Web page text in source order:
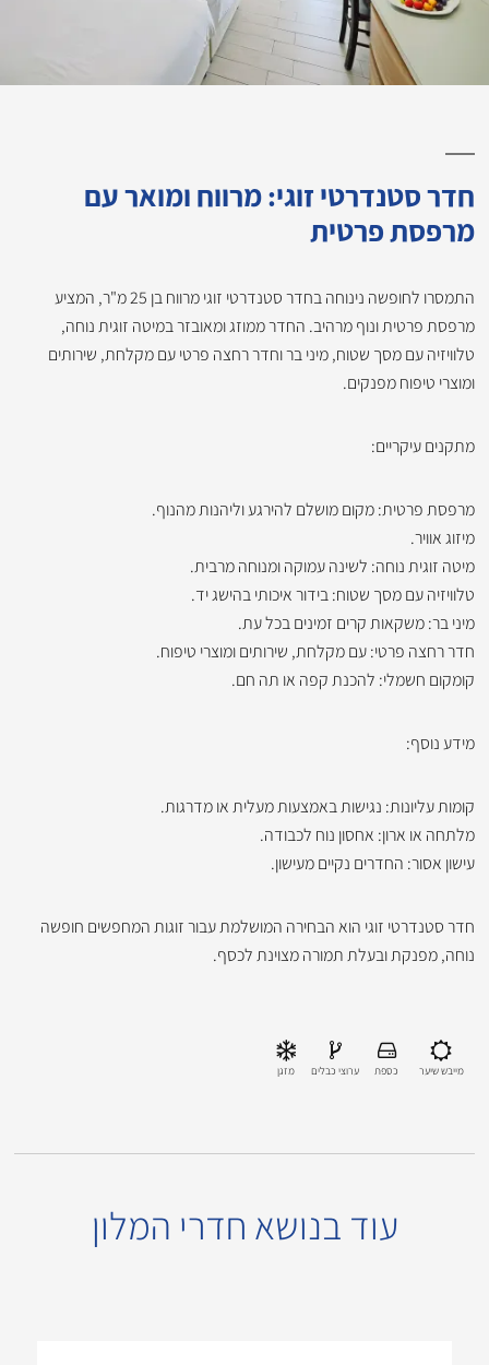
חדר סטנדרטי זוגי: מרווח ומואר עם
מרפסת פרטית
התמסרו לחופשה נינוחה בחדר סטנדרטי זוגי מרווח בן 25 מ"ר, המציע
מרפסת פרטית ונוף מרהיב. החדר ממוזג ומאובזר במיטה זוגית נוחה,
טלוויזיה עם מסך שטוח, מיני בר וחדר רחצה פרטי עם מקלחת, שירותים
ומוצרי טיפוח מפנקים.
מתקנים עיקריים:
מרפסת פרטית: מקום מושלם להירגע וליהנות מהנוף.
מיזוג אוויר.
מיטה זוגית נוחה: לשינה עמוקה ומנוחה מרבית.
טלוויזיה עם מסך שטוח: בידור איכותי בהישג יד.
מיני בר: משקאות קרים זמינים בכל עת.
חדר רחצה פרטי: עם מקלחת, שירותים ומוצרי טיפוח.
קומקום חשמלי: להכנת קפה או תה חם.
מידע נוסף:
קומות עליונות: נגישות באמצעות מעלית או מדרגות.
מלתחה או ארון: אחסון נוח לכבודה.
עישון אסור: החדרים נקיים מעישון.
חדר סטנדרטי זוגי הוא הבחירה המושלמת עבור זוגות המחפשים חופשה
נוחה, מפנקת ובעלת תמורה מצוינת לכסף.
מייבש שיער כספת ערוצי כבלים מזגן
עוד בנושא חדרי המלון